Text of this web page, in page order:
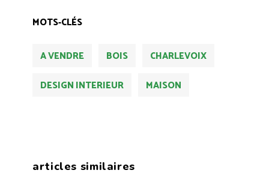
MOTS-CLÉS
A VENDRE BOIS
CHARLEVOIX
DESIGN INTERIEUR
MAISON
articles similaires